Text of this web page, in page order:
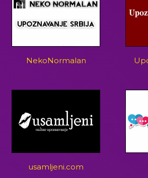
NekoNormalan
usamljeni.com